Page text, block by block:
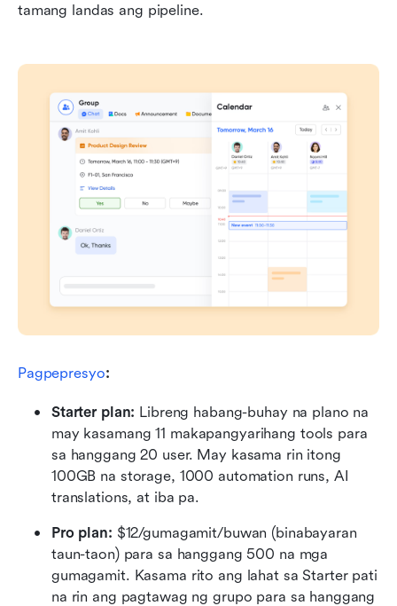
tamang landas ang pipeline.
Pagpepresyo:
Starter plan: Libreng habang-buhay na plano na
may kasamang 11 makapangyarihang tools para
sa hanggang 20 user. May kasama rin itong
100GB na storage, 1000 automation runs, AI
translations, at iba pa.
Pro plan: $12/gumagamit/buwan (binabayaran
taun-taon) para sa hanggang 500 na mga
gumagamit. Kasama rito ang lahat sa Starter pati
na rin ang pagtawag ng grupo para sa hanggang